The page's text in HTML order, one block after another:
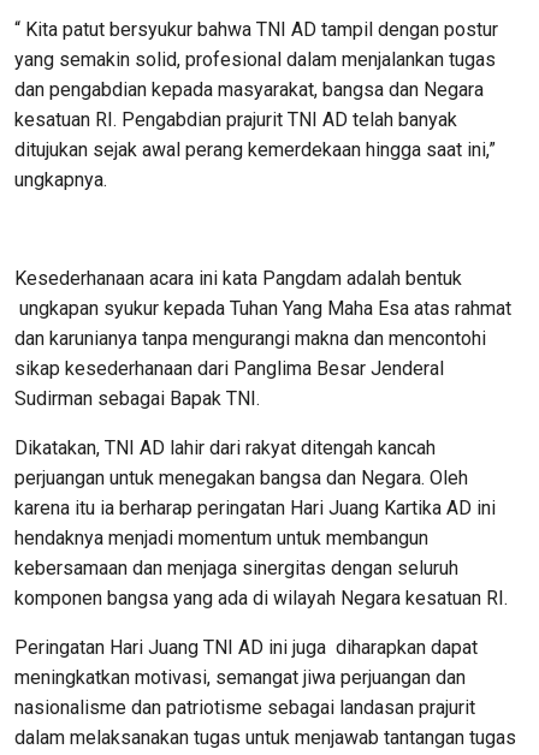
“ Kita patut bersyukur bahwa TNI AD tampil dengan postur
yang semakin solid, profesional dalam menjalankan tugas
dan pengabdian kepada masyarakat, bangsa dan Negara
kesatuan RI. Pengabdian prajurit TNI AD telah banyak
ditujukan sejak awal perang kemerdekaan hingga saat ini,”
ungkapnya.
Kesederhanaan acara ini kata Pangdam adalah bentuk
ungkapan syukur kepada Tuhan Yang Maha Esa atas rahmat
dan karunianya tanpa mengurangi makna dan mencontohi
sikap kesederhanaan dari Panglima Besar Jenderal
Sudirman sebagai Bapak TNI.
Dikatakan, TNI AD lahir dari rakyat ditengah kancah
perjuangan untuk menegakan bangsa dan Negara. Oleh
karena itu ia berharap peringatan Hari Juang Kartika AD ini
hendaknya menjadi momentum untuk membangun
kebersamaan dan menjaga sinergitas dengan seluruh
komponen bangsa yang ada di wilayah Negara kesatuan RI.
Peringatan Hari Juang TNI AD ini juga diharapkan dapat
meningkatkan motivasi, semangat jiwa perjuangan dan
nasionalisme dan patriotisme sebagai landasan prajurit
dalam melaksanakan tugas untuk menjawab tantangan tugas